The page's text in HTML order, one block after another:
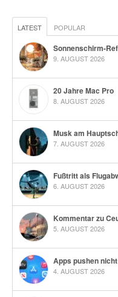
LATEST POPULAR
Sonnenschirm-
9. AUGUST 2026
20 Jahre Mac Pro
8. AUGUST 2026
Musk am
7. AUGUST 2026
Fußtritt als
6. AUGUST 2026
Kommentar zu
5. AUGUST 2026
Apps pushen
4. AUGUST 2026